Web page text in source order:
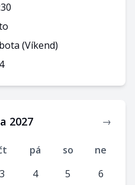
(Víkend)
2027 →
pá so
ne
3 4 5 6